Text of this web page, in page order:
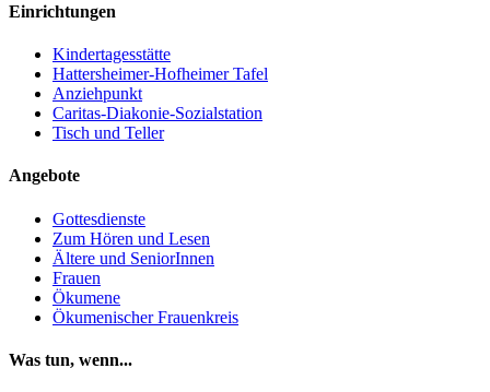
Einrichtungen
Kindertagesstätte
Hattersheimer-Hofheimer Tafel
Anziehpunkt
Caritas-Diakonie-Sozialstation
Tisch und Teller
Angebote
Gottesdienste
Zum Hören und Lesen
Ältere und SeniorInnen
Frauen
Ökumene
Ökumenischer Frauenkreis
Was tun, wenn...